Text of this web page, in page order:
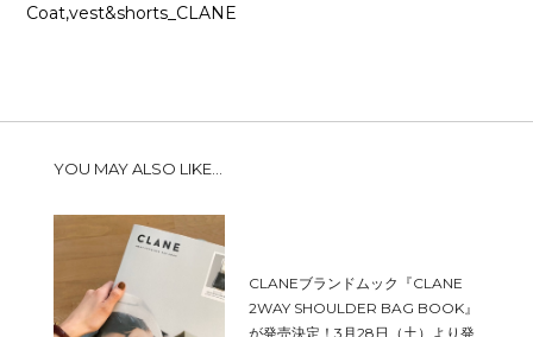
Coat,vest&shorts_CLANE
YOU MAY ALSO LIKE...
CLANEブランドムック『CLANE
2WAY SHOULDER BAG BOOK』
が発売決定！3月28日（土）より発